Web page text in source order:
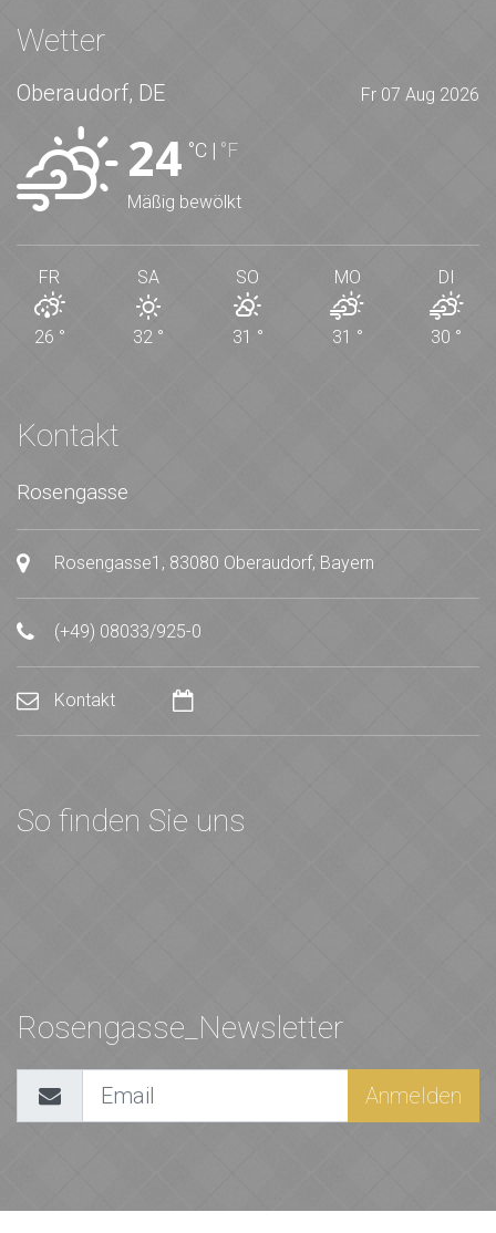
Wetter
Oberaudorf, DE Fr 07 Aug 2026
24 °C | °F
Mäßig bewölkt
FR
26 °
SA
32 °
SO
31 °
MO
31 °
DI
30 °
Kontakt
Rosengasse
Rosengasse1, 83080 Oberaudorf, Bayern
(+49) 08033/925-0
Kontakt
So finden Sie uns
Rosengasse_Newsletter
Anmelden